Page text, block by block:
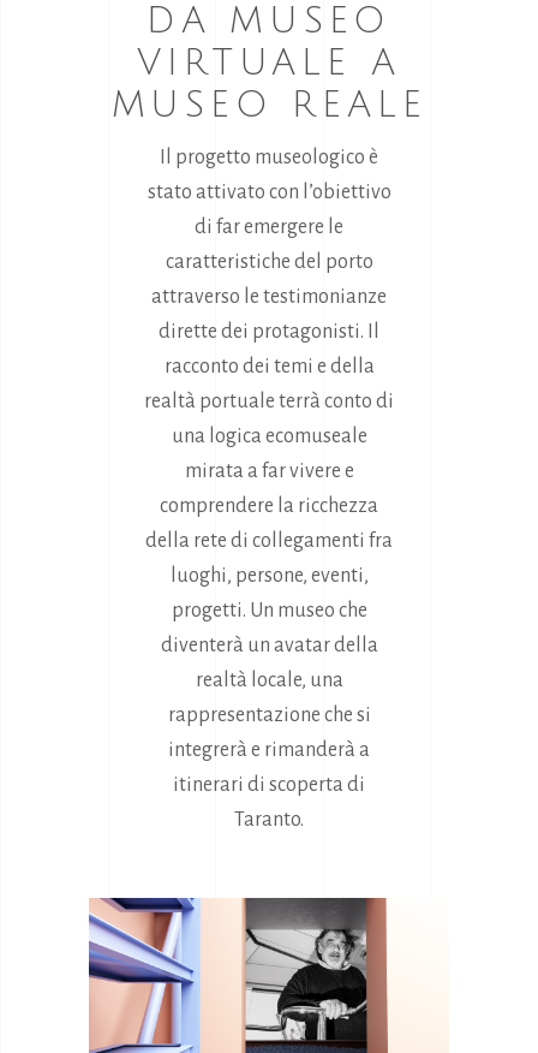
DA MUSEO
VIRTUALE A
MUSEO REALE
Il progetto museologico è
stato attivato con l’obiettivo
di far emergere le
caratteristiche del porto
attraverso le testimonianze
dirette dei protagonisti. Il
racconto dei temi e della
realtà portuale terrà conto di
una logica ecomuseale
mirata a far vivere e
comprendere la ricchezza
della rete di collegamenti fra
luoghi, persone, eventi,
progetti. Un museo che
diventerà un avatar della
realtà locale, una
rappresentazione che si
integrerà e rimanderà a
itinerari di scoperta di
Taranto.